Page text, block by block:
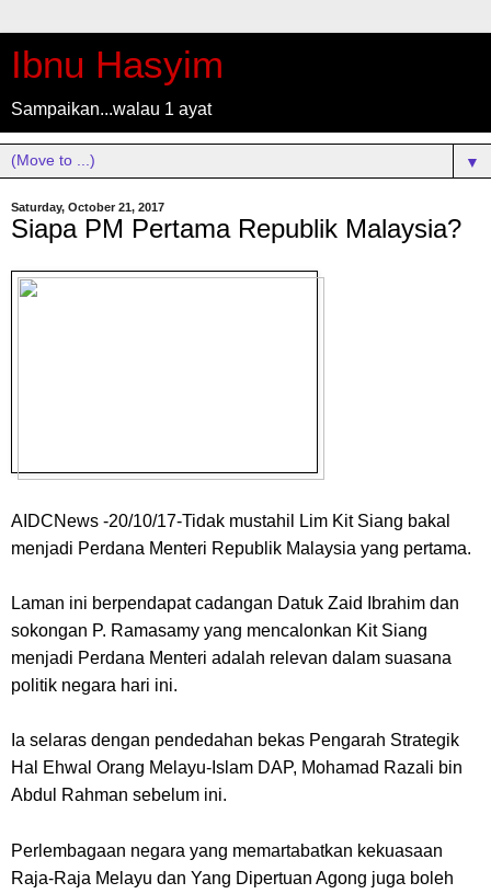
Ibnu Hasyim
Sampaikan...walau 1 ayat
▼
Saturday, October 21, 2017
Siapa PM Pertama Republik Malaysia?
AIDCNews -20/10/17-Tidak mustahil Lim Kit Siang bakal
menjadi Perdana Menteri Republik Malaysia yang pertama.
Laman ini berpendapat cadangan Datuk Zaid Ibrahim dan
sokongan P. Ramasamy yang mencalonkan Kit Siang
menjadi Perdana Menteri adalah relevan dalam suasana
politik negara hari ini.
Ia selaras dengan pendedahan bekas Pengarah Strategik
Hal Ehwal Orang Melayu-Islam DAP, Mohamad Razali bin
Abdul Rahman sebelum ini.
Perlembagaan negara yang memartabatkan kekuasaan
Raja-Raja Melayu dan Yang Dipertuan Agong juga boleh